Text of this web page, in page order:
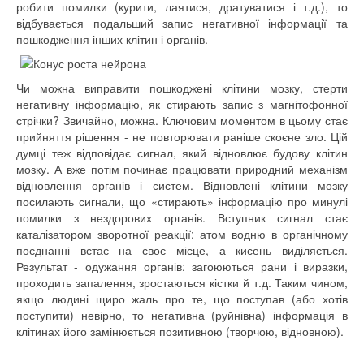
робити помилки (курити, лаятися, дратуватися і т.д.),то
відбувається подальший запис негативної інформації
та
пошкодження інших клітин і органів.
Чи можна виправити пошкоджені клітини мозку, стерти
негативну інформацію,як стирають запис з магнітофонної
стрічки? Звичайно, можна. Ключовим моментом в цьому стає
прийняття рішення - не повторювати раніше скоєне зло. Цій
думці теж відповідає сигнал,який відновлює будову клітин
мозку. А вже потім починає працювати природний механізм
відновлення
органів і систем. Відновлені клітини
мозку
посилають сигнали, що «стирають» інформацію про минулі
помилки
з нездорових органів. Вступник сигнал
стає
каталізатором зворотної реакції: атом водню в органічному
поєднанні
встає на своє місце, а кисень виділяється.
Результат - одужання органів: загоюються рани і виразки,
проходить запалення,зростаються кістки й т.д. Таким чином,
якщо людині щиро жаль про те, що поступав (або хотів
поступити) невірно, то негативна (руйнівна) інформація в
клітинах його замінюється позитивною (творчою, відновною).